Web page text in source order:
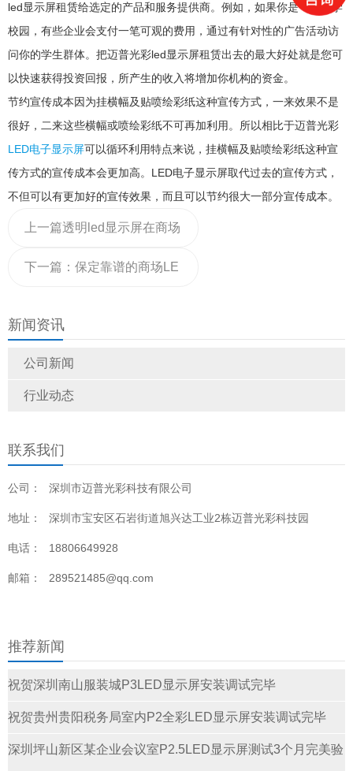
新闻资讯
公司新闻
行业动态
联系我们
公司： 深圳市迈普光彩科技有限公司
地址： 深圳市宝安区石岩街道旭兴达工业2栋迈普光彩科技园
电话： 18806649928
邮箱： 289521485@qq.com
推荐新闻
祝贺深圳南山服装城P3LED显示屏安装调试完毕
祝贺贵州贵阳税务局室内P2全彩LED显示屏安装调试完毕
深圳坪山新区某企业会议室P2.5LED显示屏测试3个月完美验
led显示屏租赁给选定的产品和服务提供商。例如，如果你是一个大学
校园，有些企业会支付一笔可观的费用，通过有针对性的广告活动访
问你的学生群体。把迈普光彩led显示屏租赁出去的最大好处就是您可
以快速获得投资回报，所产生的收入将增加你机构的资金。
节约宣传成本因为挂横幅及贴喷绘彩纸这种宣传方式，一来效果不是
很好，二来这些横幅或喷绘彩纸不可再加利用。所以相比于迈普光彩
LED电子显示屏可以循环利用特点来说，挂横幅及贴喷绘彩纸这种宣
传方式的宣传成本会更加高。LED电子显示屏取代过去的宣传方式，
不但可以有更加好的宣传效果，而且可以节约很大一部分宣传成本。
上一篇透明led显示屏在商场
的特点以及带来的优势
下一篇： 保定靠谱的商场LE